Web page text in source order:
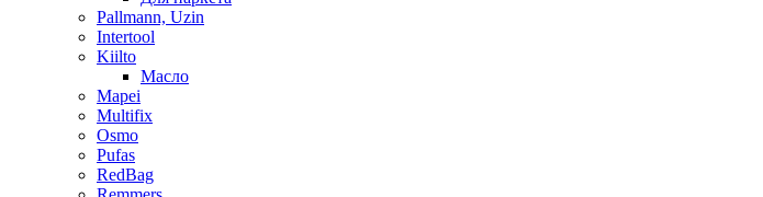
Pallmann, Uzin
Intertool
Kiilto
Масло
Mapei
Multifix
Osmo
Pufas
RedBag